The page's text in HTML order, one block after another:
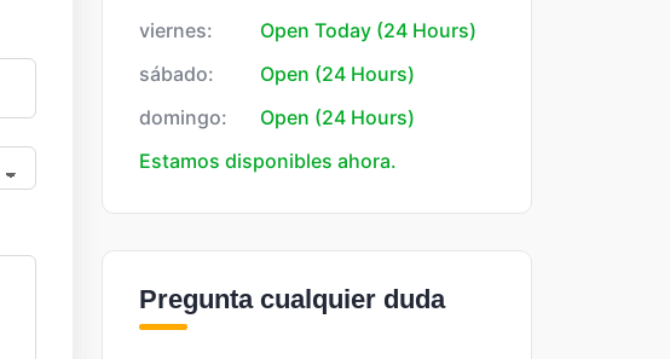
viernes:
Open Today (24 Hours)
sábado:
Open (24 Hours)
domingo:
Open (24 Hours)
Estamos disponibles ahora.
Pregunta cualquier duda